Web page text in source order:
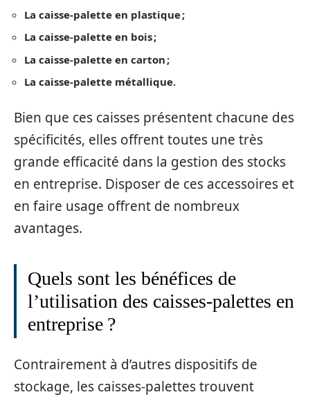
La caisse-palette en plastique ;
La caisse-palette en bois ;
La caisse-palette en carton ;
La caisse-palette métallique.
Bien que ces caisses présentent chacune des
spécificités, elles offrent toutes une très
grande efficacité dans la gestion des stocks
en entreprise. Disposer de ces accessoires et
en faire usage offrent de nombreux
avantages.
Quels sont les bénéfices de
l’utilisation des caisses-palettes en
entreprise ?
Contrairement à d’autres dispositifs de
stockage, les caisses-palettes trouvent